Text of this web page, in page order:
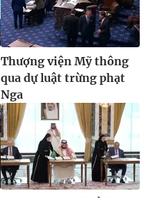
Thượng viện Mỹ thông
qua dự luật trừng phạt
Nga